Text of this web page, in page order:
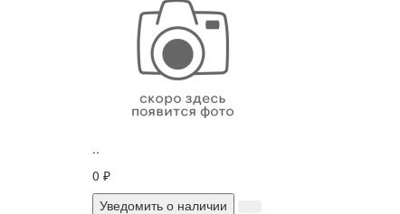
..
0 ₽
Уведомить о наличии